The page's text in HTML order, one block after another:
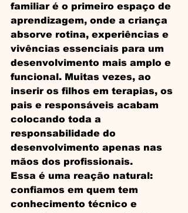
familiar é o primeiro espaço de
aprendizagem, onde a criança
absorve rotina, experiências e
vivências essenciais para um
desenvolvimento mais amplo e
funcional. Muitas vezes, ao
inserir os filhos em terapias, os
pais e responsáveis acabam
colocando toda a
responsabilidade do
desenvolvimento apenas nas
mãos dos profissionais.
Essa é uma reação natural:
confiamos em quem tem
conhecimento técnico e